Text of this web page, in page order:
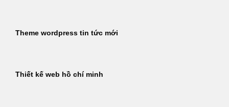
Theme wordpress tin tức mới
Thiết kế web hồ chí minh